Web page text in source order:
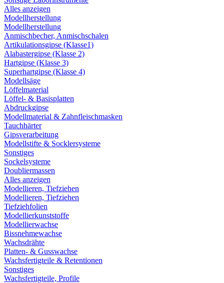
Alles anzeigen
Modellherstellung
Modellherstellung
Anmischbecher, Anmischschalen
Artikulationsgipse (Klasse1)
Alabastergipse (Klasse 2)
Hartgipse (Klasse 3)
Superhartgipse (Klasse 4)
Modellsäge
Löffelmaterial
Löffel- & Basisplatten
Abdruckgipse
Modellmaterial & Zahnfleischmasken
Tauchhärter
Gipsverarbeitung
Modellstifte & Socklersysteme
Sonstiges
Sockelsysteme
Doubliermassen
Alles anzeigen
Modellieren, Tiefziehen
Modellieren, Tiefziehen
Tiefziehfolien
Modellierkunststoffe
Modellierwachse
Bissnehmewachse
Wachsdrähte
Platten- & Gusswachse
Wachsfertigteile & Retentionen
Sonstiges
Wachsfertigteile, Profile